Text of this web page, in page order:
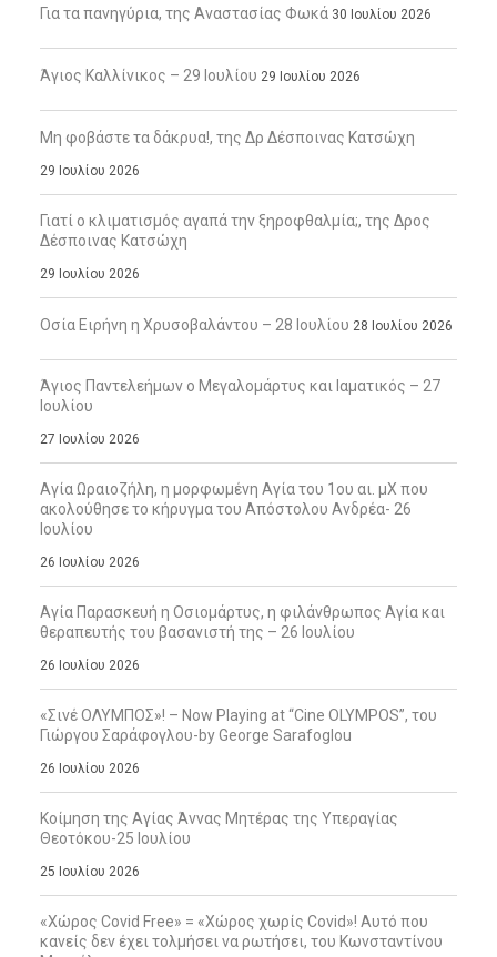
Για τα πανηγύρια, της Αναστασίας Φωκά 30 Ιουλίου 2026
Άγιος Καλλίνικος – 29 Ιουλίου 29 Ιουλίου 2026
Μη φοβάστε τα δάκρυα!, της Δρ Δέσποινας Κατσώχη
29 Ιουλίου 2026
Γιατί ο κλιματισμός αγαπά την ξηροφθαλμία;, της Δρος
Δέσποινας Κατσώχη
29 Ιουλίου 2026
Οσία Ειρήνη η Χρυσοβαλάντου – 28 Ιουλίου 28 Ιουλίου 2026
Άγιος Παντελεήμων ο Μεγαλομάρτυς και Ιαματικός – 27
Ιουλίου
27 Ιουλίου 2026
Αγία Ωραιοζήλη, η μορφωμένη Αγία του 1ου αι. μΧ που
ακολούθησε το κήρυγμα του Απόστολου Ανδρέα- 26
Ιουλίου
26 Ιουλίου 2026
Αγία Παρασκευή η Οσιομάρτυς, η φιλάνθρωπος Αγία και
θεραπευτής του βασανιστή της – 26 Ιουλίου
26 Ιουλίου 2026
«Σινέ ΟΛΥΜΠΟΣ»! – Now Playing at “Cine OLYMPOS”, του
Γιώργου Σαράφογλου-by George Sarafoglou
26 Ιουλίου 2026
Κοίμηση της Αγίας Άννας Μητέρας της Υπεραγίας
Θεοτόκου-25 Ιουλίου
25 Ιουλίου 2026
«Χώρος Covid Free» = «Χώρος χωρίς Covid»! Αυτό που
κανείς δεν έχει τολμήσει να ρωτήσει, του Κωνσταντίνου